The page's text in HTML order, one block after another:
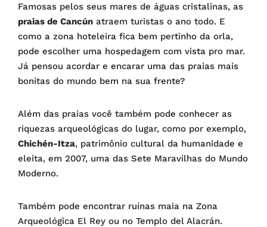
Famosas pelos seus mares de águas cristalinas, as
praias de Cancún atraem turistas o ano todo. E
como a zona hoteleira fica bem pertinho da orla,
pode escolher uma hospedagem com vista pro mar.
Já pensou acordar e encarar uma das praias mais
bonitas do mundo bem na sua frente?
Além das praias você também pode conhecer as
riquezas arqueológicas do lugar, como por exemplo,
Chichén-Itza, patrimônio cultural da humanidade e
eleita, em 2007, uma das Sete Maravilhas do Mundo
Moderno.
Também pode encontrar ruínas maia na Zona
Arqueológica El Rey ou no Templo del Alacrán.